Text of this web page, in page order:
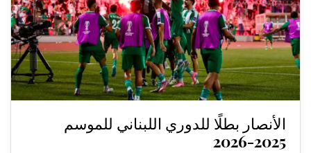
الأنصار بطلًا للدوري اللبناني للموسم
2025-2026